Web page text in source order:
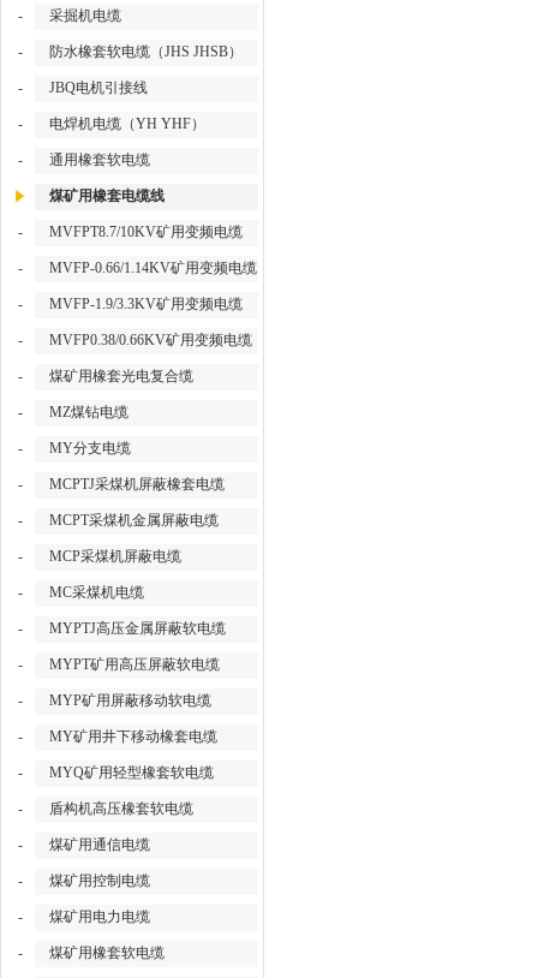
- 采掘机电缆
- 防水橡套软电缆（JHS JHSB）
- JBQ电机引接线
- 电焊机电缆（YH YHF）
- 通用橡套软电缆
煤矿用橡套电缆线
- MVFPT8.7/10KV矿用变频电缆
- MVFP-0.66/1.14KV矿用变频电缆
- MVFP-1.9/3.3KV矿用变频电缆
- MVFP0.38/0.66KV矿用变频电缆
- 煤矿用橡套光电复合缆
- MZ煤钻电缆
- MY分支电缆
- MCPTJ采煤机屏蔽橡套电缆
- MCPT采煤机金属屏蔽电缆
- MCP采煤机屏蔽电缆
- MC采煤机电缆
- MYPTJ高压金属屏蔽软电缆
- MYPT矿用高压屏蔽软电缆
- MYP矿用屏蔽移动软电缆
- MY矿用井下移动橡套电缆
- MYQ矿用轻型橡套软电缆
- 盾构机高压橡套软电缆
- 煤矿用通信电缆
- 煤矿用控制电缆
- 煤矿用电力电缆
- 煤矿用橡套软电缆